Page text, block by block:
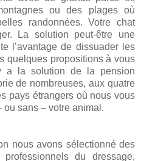
ou des plages où
randonnées. Votre chat
La solution peut-être une
l’avantage de dissuader les
quelques propositions à vous
a la solution de la pension
de nombreuses, aux quatre
pays étrangers où nous vous
ou sans – votre animal.
nous avons sélectionné des
du dressage,